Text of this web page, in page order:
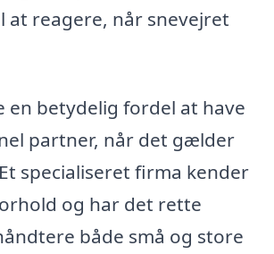
at reagere, når snevejret
en betydelig fordel at have
partner, når det gælder
specialiseret firma kender
og har det rette
både små og store